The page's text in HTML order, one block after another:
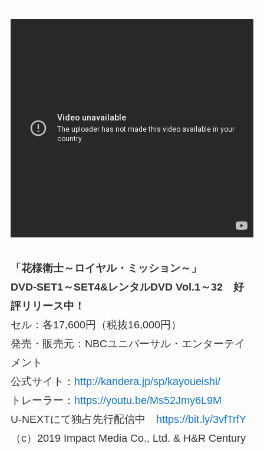
「花様衛士～ロイヤル・ミッション～」
DVD-SET1～SET4&レンタルDVD Vol.1～32 好
評リリース中！
セル：各17,600円（税抜16,000円）
発売・販売元：NBCユニバーサル・エンターテイ
メント
公式サイト： http://kandera.jp/sp/kayoueishi/
トレーラー： https://youtu.be/Ms52Jmy6L9M
U-NEXTにて独占先行配信中
https://bit.ly/3vfTrfY
（c）2019 Impact Media Co., Ltd. & H&R Century